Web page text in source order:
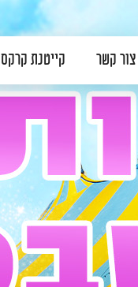
צור קשר קייטנת קרקס 2026